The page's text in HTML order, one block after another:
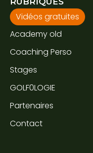
Vidéos gratuites
Academy old
Coaching Perso
Stages
GOLF0LOGIE
Partenaires
Contact